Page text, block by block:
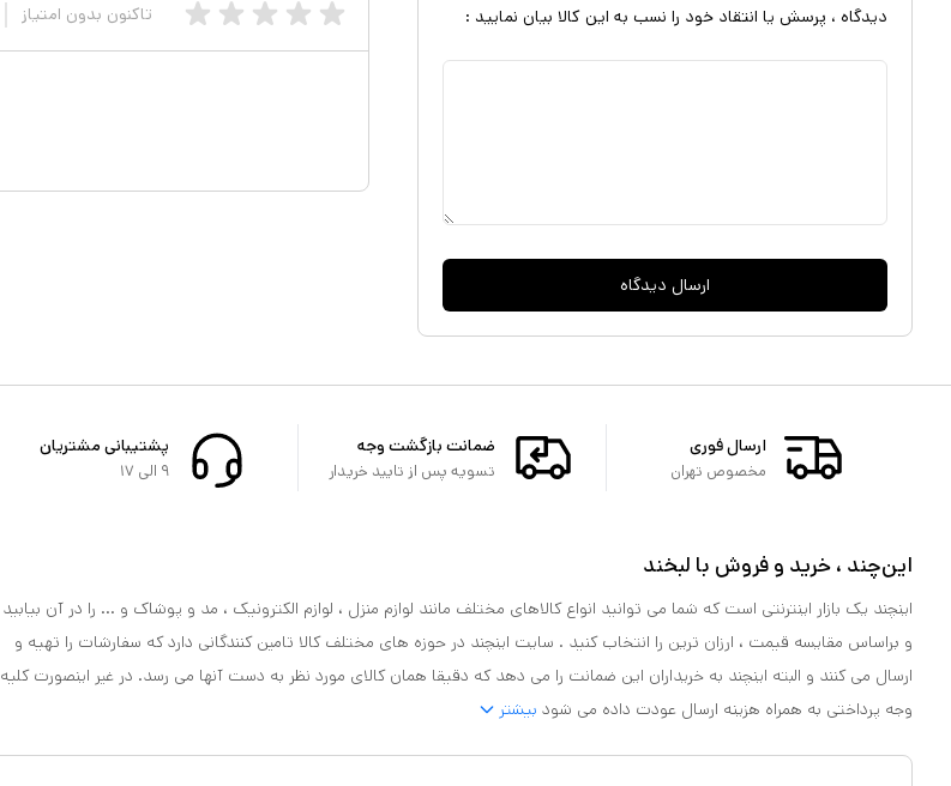
دیدگاه ، پرسش یا انتقاد خود را نسب به این کالا بیان نمایید :
ارسال دیدگاه
تاکنون بدون امتیاز
ارسال فوری
مخصوص تهران
ضمانت بازگشت وجه
تسویه پس از تایید خریدار
پشتیبانی مشتریان
۹ الی ۱۷
این‌چند ، خرید و فروش با لبخند
اینچند یک بازار اینترنتی است که شما می توانید انواع کالاهای مختلف مانند لوازم منزل ، لوازم الکترونیک ، مد و پوشاک و ... را در آن بیابید
و براساس مقایسه قیمت ، ارزان ترین را انتخاب کنید . سایت اینچند در حوزه های مختلف کالا تامین کنندگانی دارد که سفارشات را تهیه و
ارسال می کنند و البته اینچند به خریداران این ضمانت را می دهد که دقیقا همان کالای مورد نظر به دست آنها می رسد. در غیر اینصورت کلیه
وجه پرداختی به همراه هزینه ارسال عودت داده می شود بیشتر